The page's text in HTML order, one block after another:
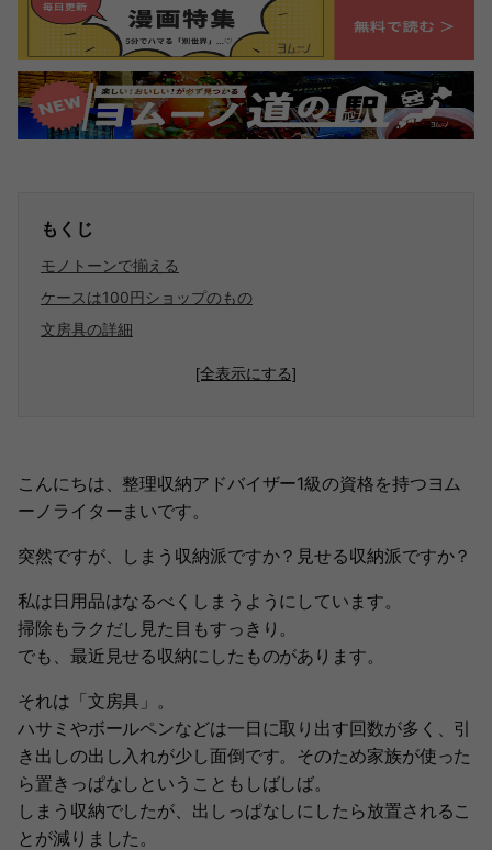
もくじ
モノトーンで揃える
ケースは100円ショップのもの
文房具の詳細
[全表示にする]
こんにちは、整理収納アドバイザー1級の資格を持つヨム
ーノライターまいです。
突然ですが、しまう収納派ですか？見せる収納派ですか？
私は日用品はなるべくしまうようにしています。
掃除もラクだし見た目もすっきり。
でも、最近見せる収納にしたものがあります。
それは「文房具」。
ハサミやボールペンなどは一日に取り出す回数が多く、引
き出しの出し入れが少し面倒です。そのため家族が使った
ら置きっぱなしということもしばしば。
しまう収納でしたが、出しっぱなしにしたら放置されるこ
とが減りました。